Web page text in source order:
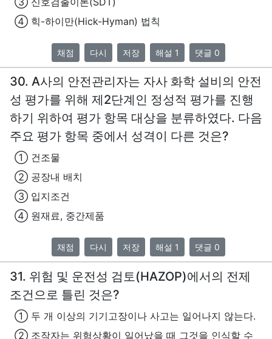
④ 힉-하이만(Hick-Hyman) 법칙
채점 다시 저장 해설 1 댓글 0
30. A사의 안전관리자는 자사 화학 설비의 안전
성 평가를 위해 제2단계인 정성적 평가를 진행
하기 위하여 평가 항목 대상을 분류하였다. 다음
주요 평가 항목 중에서 성격이 다른 것은?
① 건조물
② 공장내 배치
③ 입지조건
④ 원재료, 중간제품
채점 다시 저장 해설 1 댓글 0
31. 위험 및 운전성 검토(HAZOP)에서의 전제
조건으로 틀린 것은?
① 두 개 이상의 기기고장이나 사고는 일어나지 않는다.
② 조작자는 위험상황이 일어났을 때 그것을 인식할 수